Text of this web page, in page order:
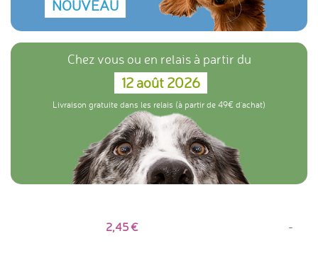
NOUVEAU
Chez vous ou en relais à partir du
12 août 2026
Livraison gratuite dans les relais (à partir de 49€ d'achat)
2,45 -